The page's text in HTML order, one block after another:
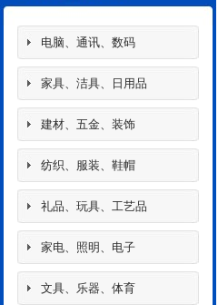
电脑、通讯、数码
家具、洁具、日用品
建材、五金、装饰
纺织、服装、鞋帽
礼品、玩具、工艺品
家电、照明、电子
文具、乐器、体育